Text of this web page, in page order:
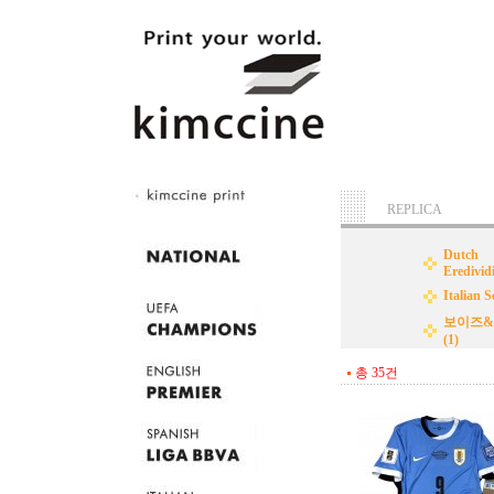
REPLICA
Dutch
Italian
보이즈
(1)
총 35건